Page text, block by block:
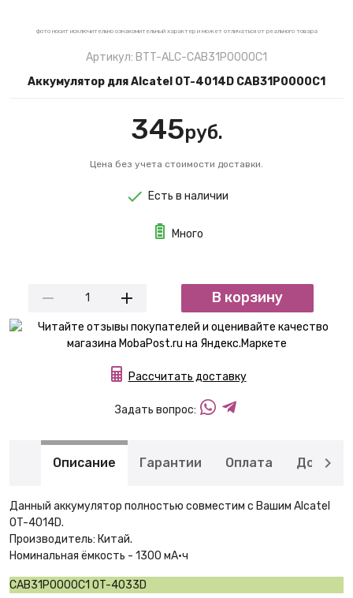
фото носит исключительно ознакомительный характер и может отличаться от реального товара
Артикул: BTT-ALC-CAB31P0000C1
Аккумулятор для Alcatel OT-4014D CAB31P0000C1
345руб.
Цена без учета стоимости доставки.
Есть в наличии
Много
В корзину
Рассчитать доставку
Задать вопрос:
Описание Гарантии Оплата
Данный аккумулятор полностью совместим с Вашим Alcatel
OT-4014D.
Производитель: Китай.
Номинальная ёмкость - 1300 мА·ч
CAB31P0000C1 OT-4033D